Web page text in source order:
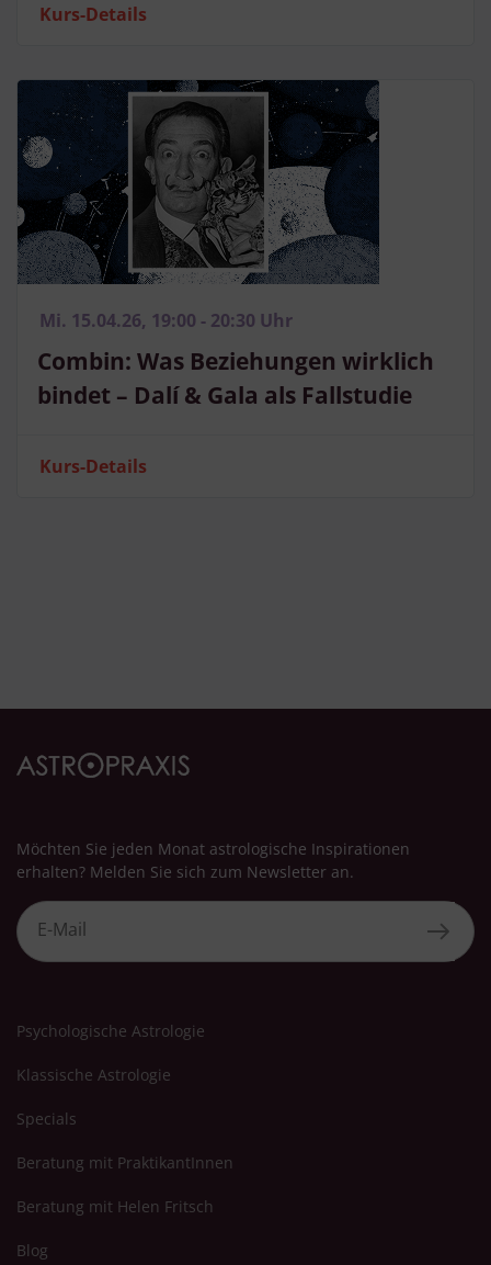
Kurs-Details
Mi. 15.04.26, 19:00 - 20:30 Uhr
Combin: Was Beziehungen wirklich
bindet – Dalí & Gala als Fallstudie
Kurs-Details
Möchten Sie jeden Monat astrologische Inspirationen
erhalten? Melden Sie sich zum Newsletter an.
Psychologische Astrologie
Klassische Astrologie
Specials
Beratung mit PraktikantInnen
Beratung mit Helen Fritsch
Blog